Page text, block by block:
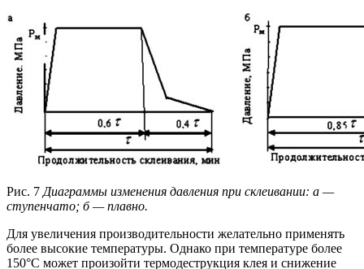
Рис. 7Диаграммы изменения давления при склеивании: а —
ступенчато; б — плавно.
Для увеличения производительности желательно применять
более высокие температуры. Однако при температуре более
150°C может произойти термодеструкция клея и снижение